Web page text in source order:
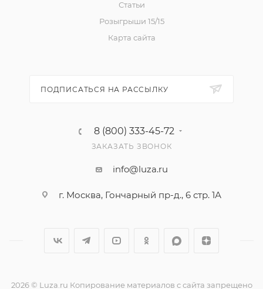
Статьи
Розыгрыши 15/15
Карта сайта
ПОДПИСАТЬСЯ НА РАССЫЛКУ
8 (800) 333-45-72
ЗАКАЗАТЬ ЗВОНОК
info@luza.ru
г. Москва, Гончарный пр-д., 6 стр. 1А
2026 © Luza.ru Копирование материалов с сайта запрещено